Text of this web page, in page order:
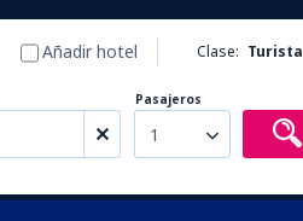
Clase: Turista
Añadir hotel
Pasajeros
1